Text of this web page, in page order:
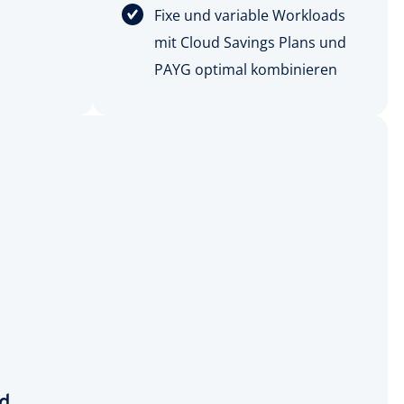
Fixe und variable Workloads
mit Cloud Savings Plans und
PAYG optimal kombinieren